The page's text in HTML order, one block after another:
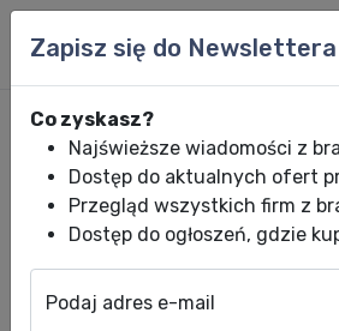
Zapisz się do Newslettera
Co zyskasz?
Najświeższe wiadomości z
Dostęp do aktualnych ofert
Przegląd wszystkich firm z
Dostęp do ogłoszeń, gdzie
Podaj adres e-mail